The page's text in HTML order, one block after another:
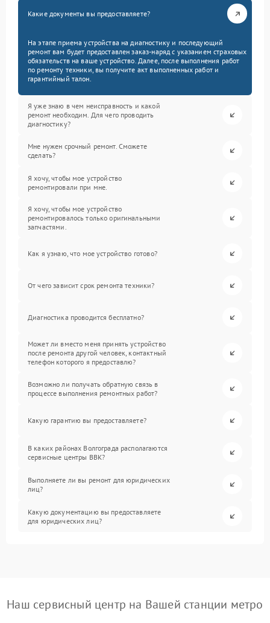
Какие документы вы предоставляете?
На этапе приема устройства на диагностику и последующий
ремонт вам будет предоставлен заказ-наряд с указанием страховых
обязательств на ваше устройство. Далее, после выполнения работ
по ремонту техники, вы получите акт выполненных работ и
гарантийный талон.
Я уже знаю в чем неисправность и какой
ремонт необходим. Для чего проводить
диагностику?
Мне нужен срочный ремонт. Сможете
сделать?
Я хочу, чтобы мое устройство
ремонтировали при мне.
Я хочу, чтобы мое устройство
ремонтировалось только оригинальными
запчастями.
Как я узнаю, что мое устройство готово?
От чего зависит срок ремонта техники?
Диагностика проводится бесплатно?
Может ли вместо меня принять устройство
после ремонта другой человек, контактный
телефон которого я предоставлю?
Возможно ли получать обратную связь в
процессе выполнения ремонтных работ?
Какую гарантию вы предоставляете?
В каких районах Волгограда располагаются
сервисные центры BBK?
Выполняете ли вы ремонт для юридических
лиц?
Какую документацию вы предоставляете
для юридических лиц?
Наш сервисный центр на Вашей станции метро